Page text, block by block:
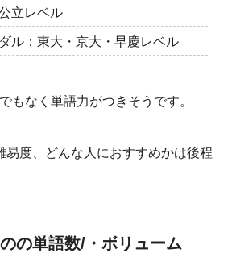
立レベル
ル：東大・京大・早慶レベル
もなく単語力がつきそうです。
易度、どんな人におすすめかは後程
の単語数/・ボリューム